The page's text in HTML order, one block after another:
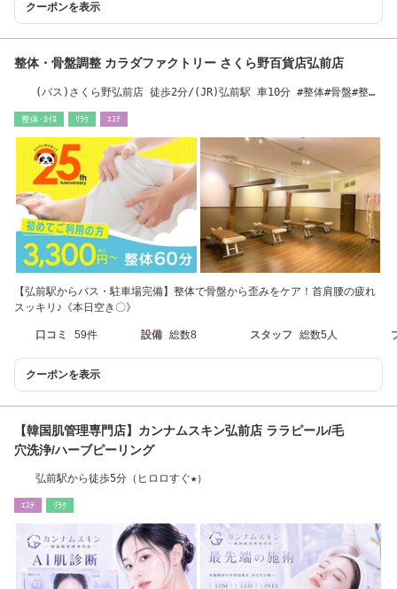
クーポンを表示
整体・骨盤調整 カラダファクトリー さくら野百貨店弘前店
(バス)さくら野弘前店 徒歩2分/(JR)弘前駅 車10分 #整体#骨盤#整体
整体･ｶｲﾛ ﾘﾗｸ ｴｽﾃ
【弘前駅からバス・駐車場完備】整体で骨盤から歪みをケア！首肩腰の疲れ
スッキリ♪《本日空き〇》
口コミ 59件 設備 総数8 スタッフ 総数5人
クーポンを表示
【韓国肌管理専門店】カンナムスキン弘前店 ララピール/毛
穴洗浄/ハーブピーリング
弘前駅から徒歩5分（ヒロロすぐ★）
ｴｽﾃ ﾘﾗｸ